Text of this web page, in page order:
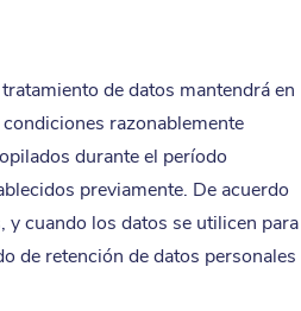
de datos mantendrá en
razonablemente
durante el período
previamente. De acuerdo
y cuando los datos se utilicen para
de retención de datos personales